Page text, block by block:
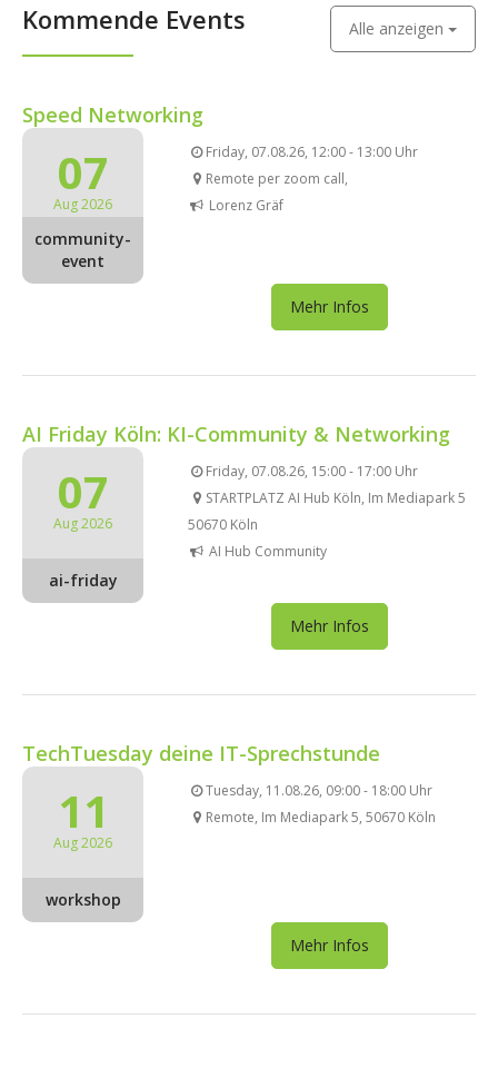
Kommende Events Alle anzeigen
Speed Networking
07
Aug 2026
community-
event
Friday, 07.08.26, 12:00 - 13:00 Uhr
Remote per zoom call,
Lorenz Gräf
Mehr Infos
AI Friday Köln: KI-Community & Networking
07
Aug 2026
ai-friday
Friday, 07.08.26, 15:00 - 17:00 Uhr
STARTPLATZ AI Hub Köln, Im Mediapark 5
50670 Köln
AI Hub Community
Mehr Infos
TechTuesday deine IT-Sprechstunde
11
Aug 2026
workshop
Tuesday, 11.08.26, 09:00 - 18:00 Uhr
Remote, Im Mediapark 5, 50670 Köln
Mehr Infos